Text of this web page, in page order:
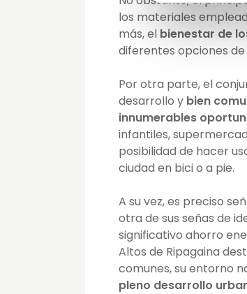
los materiales
más, el bienestar de
diferentes opciones
Por otra parte, el
desarrollo y bien
innumerables
infantiles,
posibilidad de hacer
ciudad en bici o a pie.
A su vez, es preciso
otra de sus señas de
significativo ahorro
Altos de Ripagaina
comunes, su entorno
pleno desarrollo